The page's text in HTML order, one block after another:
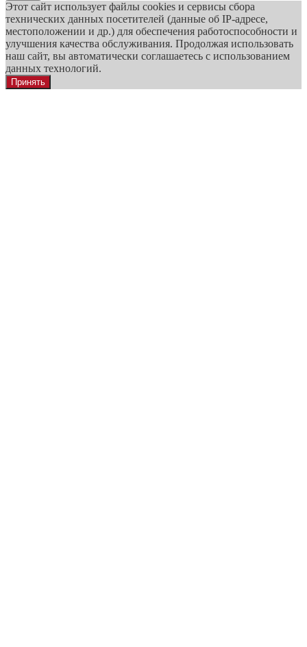
Этот сайт использует файлы cookies и сервисы сбора
технических данных посетителей (данные об IP-адресе,
местоположении и др.) для обеспечения работоспособности и
улучшения качества обслуживания. Продолжая использовать
наш сайт, вы автоматически соглашаетесь с использованием
данных технологий.
Принять